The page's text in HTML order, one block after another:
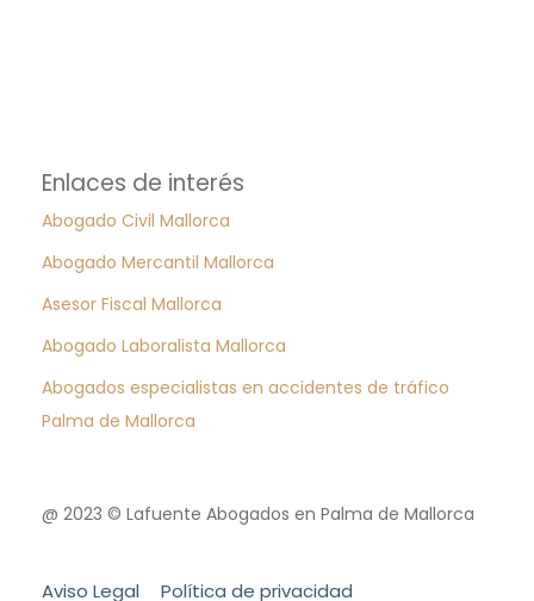
Enlaces de interés
Abogado Civil Mallorca
Abogado Mercantil Mallorca
Asesor Fiscal Mallorca
Abogado Laboralista Mallorca
Abogados especialistas en accidentes de tráfico
Palma de Mallorca
@ 2023 © Lafuente Abogados en Palma de Mallorca
Aviso Legal Política de privacidad